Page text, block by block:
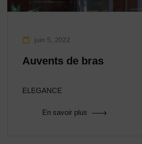
juin 5, 2022
Auvents de bras
ELEGANCE
En savoir plus